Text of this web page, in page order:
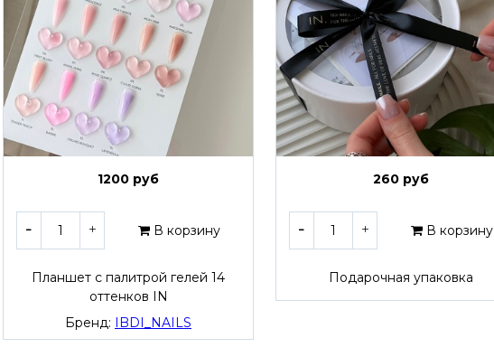
1200 руб
В корзину
Планшет с палитрой гелей 14
оттенков IN
Бренд: IBDI_NAILS
260 руб
В корзину
Подарочная упаковка